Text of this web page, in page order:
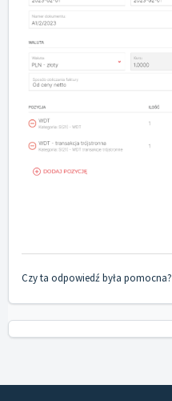
Czy ta odpowiedź była pomocna?